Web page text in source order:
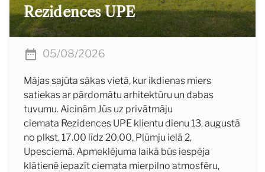
Rezidences UPE
05/08/2026
Mājas sajūta sākas vietā, kur ikdienas miers
satiekas ar pārdomātu arhitektūru un dabas
tuvumu. Aicinām Jūs uz privātmāju
ciemata Rezidences UPE klientu dienu 13. augustā
no plkst. 17.00 līdz 20.00, Plūmju ielā 2,
Upesciemā. Apmeklējuma laikā būs iespēja
klātienē iepazīt ciemata mierpilno atmosfēru,